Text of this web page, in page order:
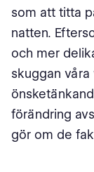
som att titta
natten.
och mer
skuggan
förändring
gör om de